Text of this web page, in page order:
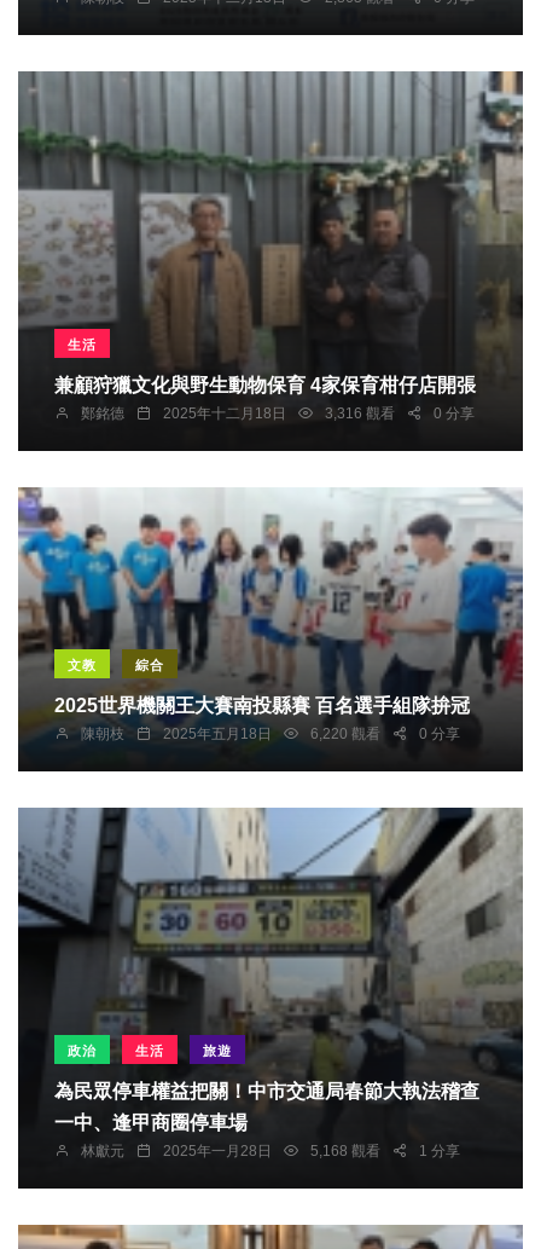
生活
兼顧狩獵文化與野生動物保育 4家保育柑仔店開張
鄭銘德 2025年十二月18日 3,316 觀看 0 分享
文教 綜合
2025世界機關王大賽南投縣賽 百名選手組隊拚冠
陳朝枝 2025年五月18日 6,220 觀看 0 分享
政治 生活 旅遊
為民眾停車權益把關！中市交通局春節大執法稽查
一中、逢甲商圈停車場
林獻元 2025年一月28日 5,168 觀看 1 分享